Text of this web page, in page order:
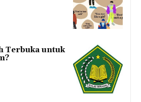
Terbuka untuk